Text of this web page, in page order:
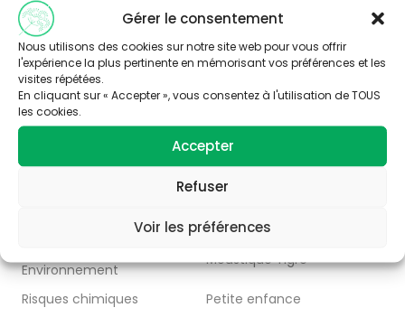
Gérer le consentement
Nous utilisons des cookies sur notre site web pour vous offrir
l'expérience la plus pertinente en mémorisant vos préférences et les
visites répétées.
En cliquant sur « Accepter », vous consentez à l'utilisation de TOUS
les cookies.
Accepter
Refuser
Voir les préférences
Trois stratégies éditoriales :
– valoriser la thématique santé-environnement
– faire connaître les acteurs de Nouvelle Aquitaine
– Partager l’information disponible à travers la
publication d’articles, de vidéos et de ressources
pédagogiques.
Nous contacter
Thématiques
Alimentation
Eau
Environnement
Moustique Tigre
Risques chimiques
Petite enfance